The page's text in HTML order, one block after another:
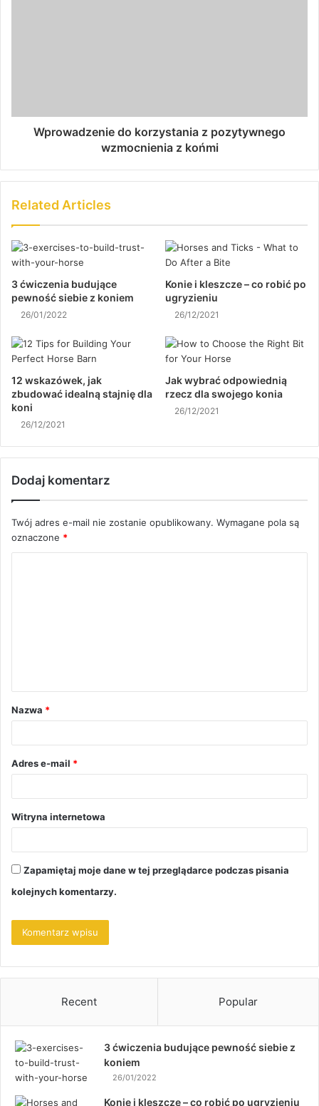
Wprowadzenie do korzystania z pozytywnego
wzmocnienia z końmi
Related Articles
3 ćwiczenia budujące
pewność siebie z koniem
26/01/2022
Konie i kleszcze – co robić po
ugryzieniu
26/12/2021
12 wskazówek, jak
zbudować idealną stajnię dla
koni
26/12/2021
Jak wybrać odpowiednią
rzecz dla swojego konia
26/12/2021
Dodaj komentarz
Twój adres e-mail nie zostanie opublikowany. Wymagane pola są
oznaczone *
a
r
Nazwa *
Adres e-mail *
Witryna internetowa
Zapamiętaj moje dane w tej przeglądarce podczas pisania
kolejnych komentarzy.
Recent Popular
3 ćwiczenia budujące pewność siebie z
koniem
26/01/2022
Konie i kleszcze – co robić po ugryzieniu